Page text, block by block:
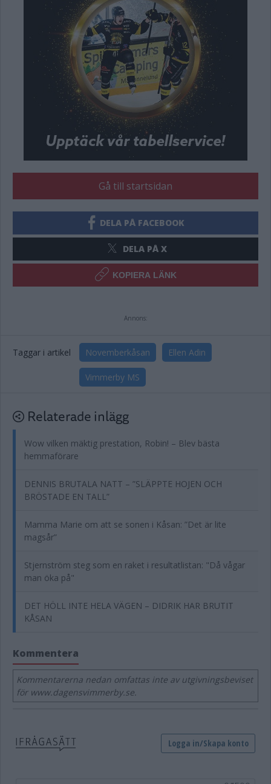
Gå till startsidan
DELA PÅ FACEBOOK
DELA PÅ X
KOPIERA LÄNK
Annons:
Taggar i artikel Novemberkåsan Ellen Adin
Vimmerby MS
Relaterade inlägg
Wow vilken mäktig prestation, Robin! – Blev bästa
hemmaförare
DENNIS BRUTALA NATT – ”SLÄPPTE HOJEN OCH
BRÖSTADE EN TALL”
Mamma Marie om att se sonen i Kåsan: ”Det är lite
magsår”
Stjernström steg som en raket i resultatlistan: "Då vågar
man öka på"
DET HÖLL INTE HELA VÄGEN – DIDRIK HAR BRUTIT
KÅSAN
Kommentera
Kommentarerna nedan omfattas inte av utgivningsbeviset
för www.dagensvimmerby.se.